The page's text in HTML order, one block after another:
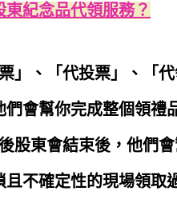
紀念品代領服務？
」、「代投票」、「代
會幫你完成整個領禮
股東會結束後，他們
不確定性的現場領取